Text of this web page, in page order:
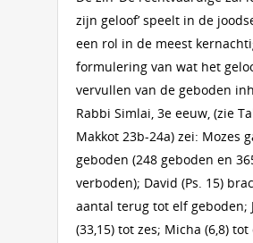
zijn geloof’ speelt in de
een rol in de meest
formulering van wat het
vervullen van de geboden
Rabbi Simlai, 3e eeuw, (zie
Makkot 23b-24a) zei: Mozes
geboden (248 geboden en
verboden); David (Ps. 15)
aantal terug tot elf geboden;
(33,15) tot zes; Micha (6,8)